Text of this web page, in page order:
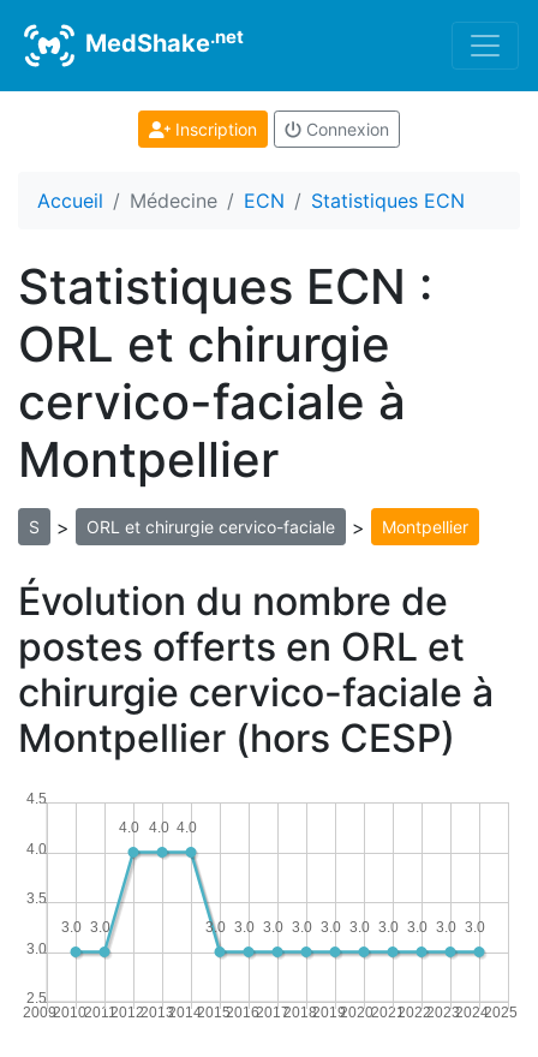
MedShake.net
Inscription Connexion
Accueil Médecine ECN Statistiques ECN
Statistiques ECN :
ORL et chirurgie
cervico-faciale à
Montpellier
S > ORL et chirurgie cervico-faciale > Montpellier
Évolution du nombre de
postes offerts en ORL et
chirurgie cervico-faciale à
Montpellier (hors CESP)
20092010201120122013201420152016201720182019202020212022202320242025
2.5
3.0
3.5
4.0
4.5
3.0
3.0
3.0
3.0
3.0
3.0
3.0
3.0
3.0
3.0
4.0
4.0
4.0
3.0
3.0